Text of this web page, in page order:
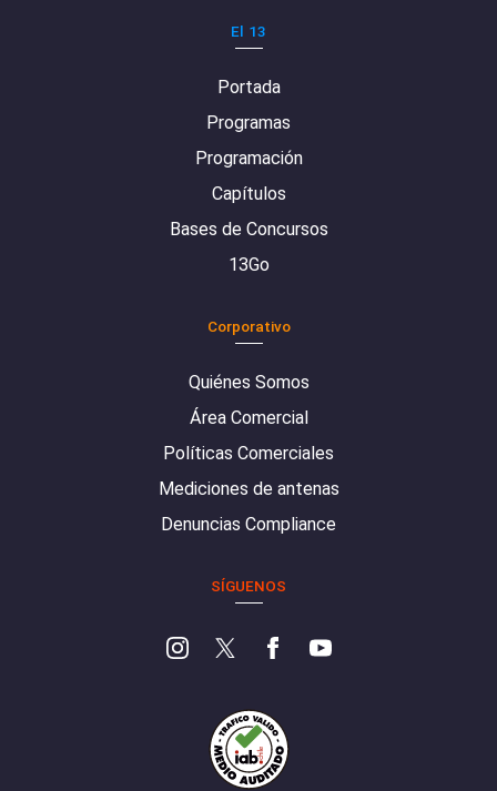
El 13
Portada
Programas
Programación
Capítulos
Bases de Concursos
13Go
Corporativo
Quiénes Somos
Área Comercial
Políticas Comerciales
Mediciones de antenas
Denuncias Compliance
SÍGUENOS